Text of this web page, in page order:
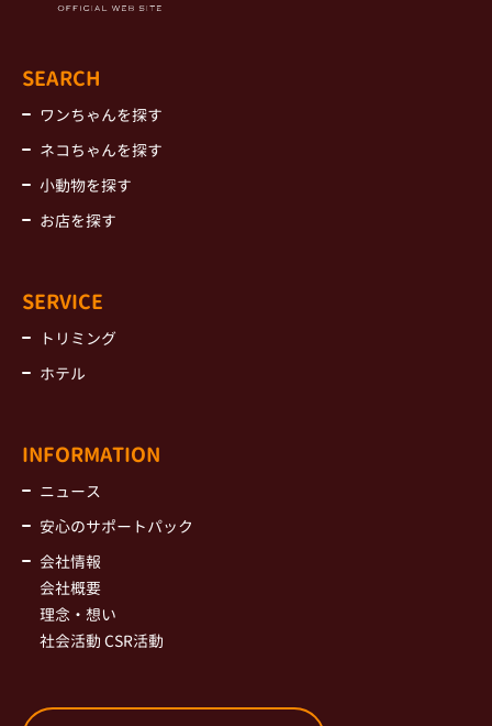
SEARCH
ワンちゃんを探す
ネコちゃんを探す
小動物を探す
お店を探す
SERVICE
トリミング
ホテル
INFORMATION
ニュース
安心のサポートパック
会社情報
会社概要
理念・想い
社会活動 CSR活動